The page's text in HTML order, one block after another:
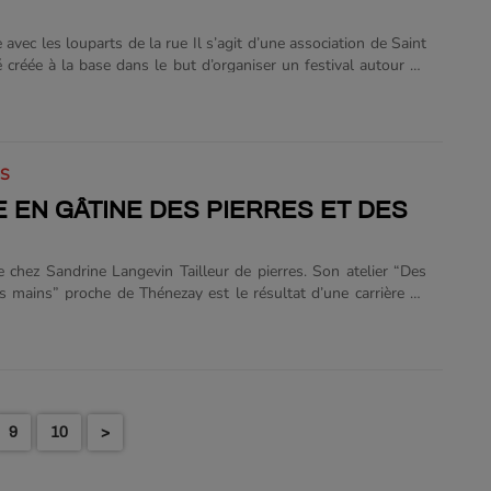
avec les louparts de la rue Il s’agit d’une association de Saint
créée à la base dans le but d’organiser un festival autour de
On y trouve de multiples activités artistiques : théâtre,
ou arts créatifs......
EN GÂTINE DES PIERRES ET DES
chez Sandrine Langevin Tailleur de pierres. Son atelier “Des
mains” proche de Thénezay est le résultat d’une carrière de
moi je communique avec elle......
9 10 >